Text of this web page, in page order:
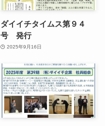
ダイイチタイムス第９４
号 発行
2025年9月16日